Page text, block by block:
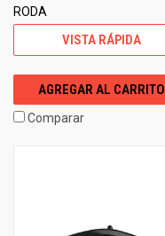
RODA
VISTA RÁPIDA
AGREGAR AL CARRITO
Comparar